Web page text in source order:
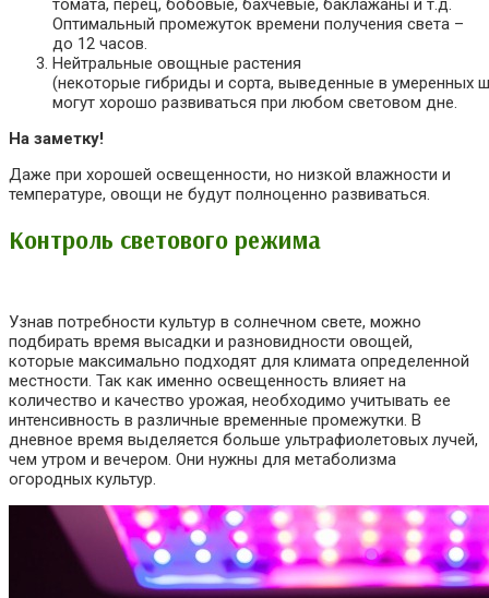
томата, перец, бобовые, бахчевые, баклажаны и т.д.
Оптимальный промежуток времени получения света –
до 12 часов.
Нейтральные овощные растения
(некоторые гибриды и сорта, выведенные в умеренных
могут хорошо развиваться при любом световом дне.
На заметку!
Даже при хорошей освещенности, но низкой влажности и
температуре, овощи не будут полноценно развиваться.
Контроль светового режима
Узнав потребности культур в солнечном свете, можно
подбирать время высадки и разновидности овощей,
которые максимально подходят для климата определенной
местности. Так как именно освещенность влияет на
количество и качество урожая, необходимо учитывать ее
интенсивность в различные временные промежутки. В
дневное время выделяется больше ультрафиолетовых лучей,
чем утром и вечером. Они нужны для метаболизма
огородных культур.